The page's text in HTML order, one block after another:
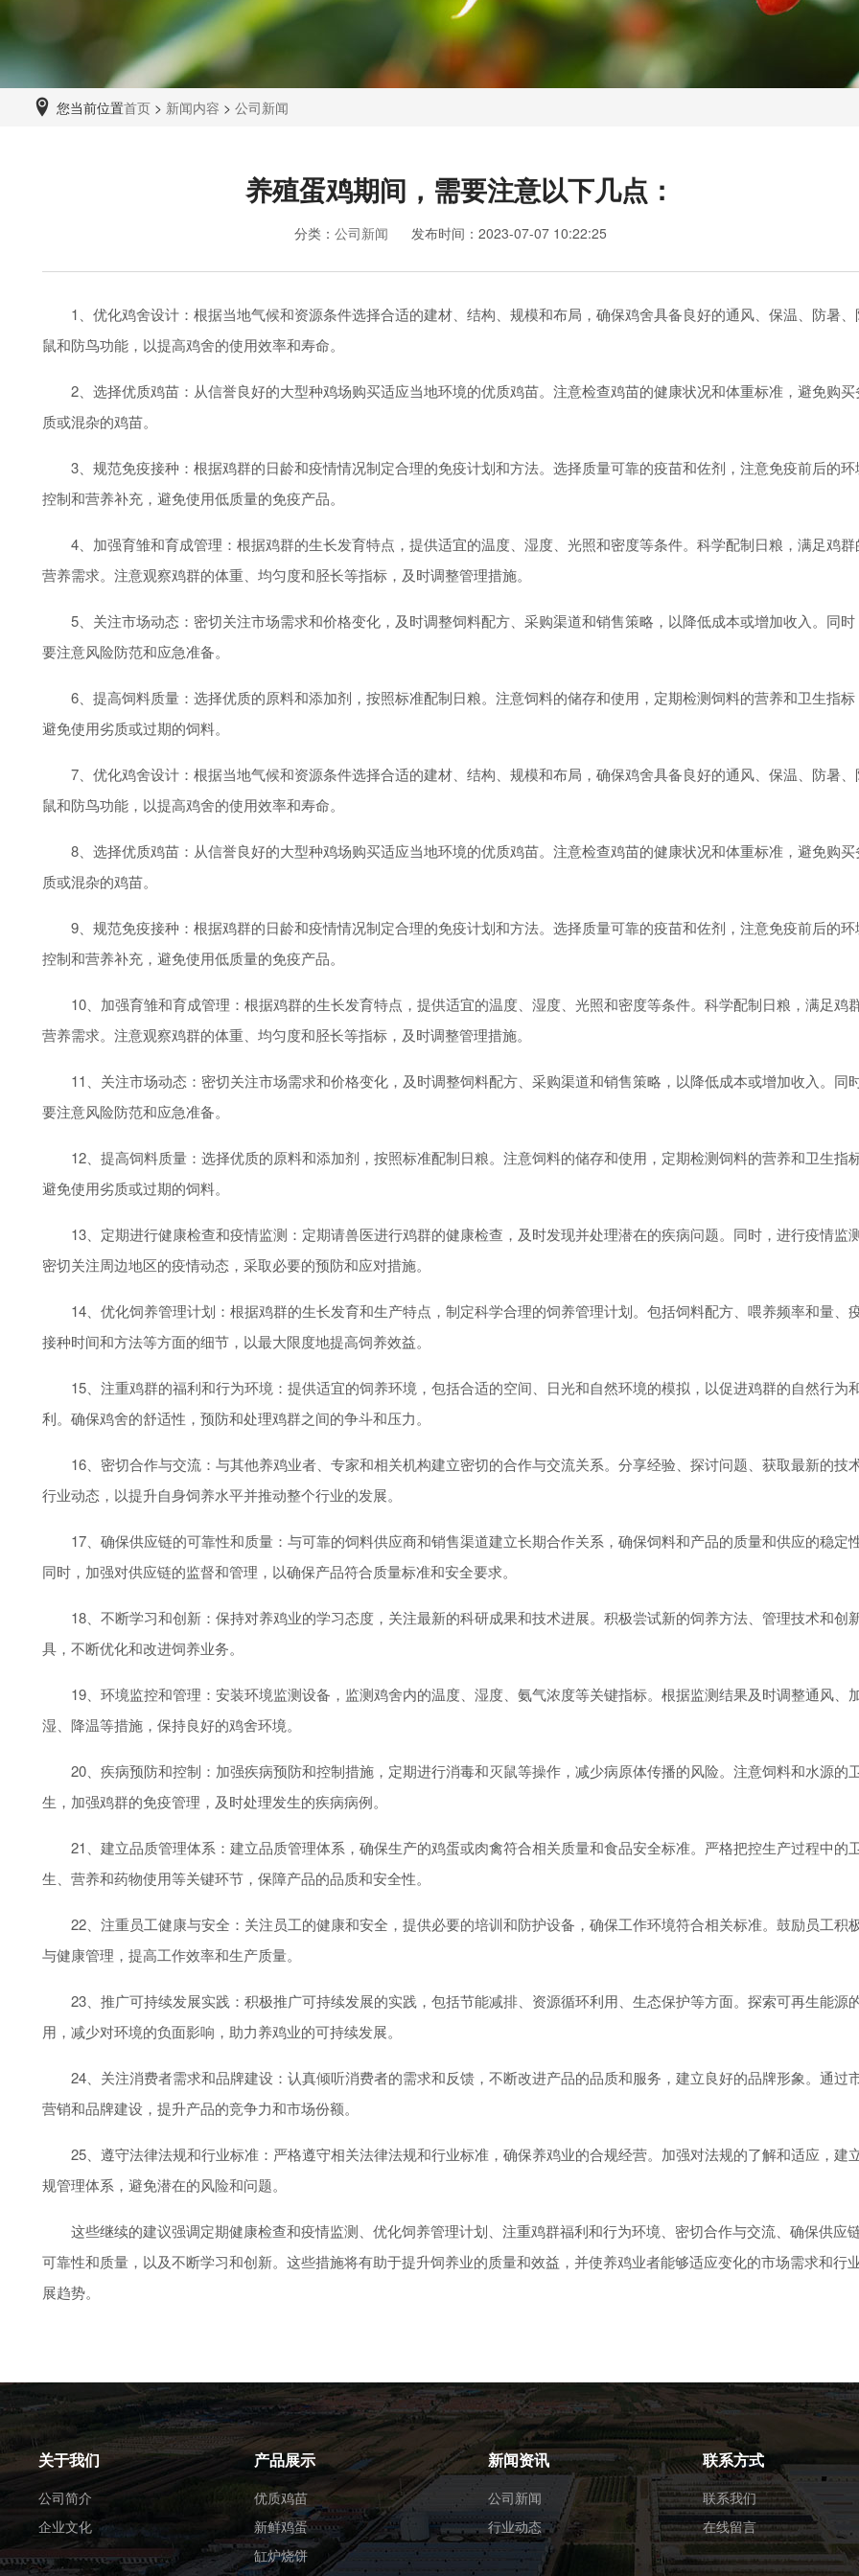
您当前位置首页> 新闻内容 > 公司新闻
养殖蛋鸡期间，需要注意以下几点：
分类：公司新闻 发布时间：2023-07-07 10:22:25
1、优化鸡舍设计：根据当地气候和资源条件选择合适的建材、结构、规模和布局，确保鸡舍具备良好的通风、保温、防暑、
鼠和防鸟功能，以提高鸡舍的使用效率和寿命。
2、选择优质鸡苗：从信誉良好的大型种鸡场购买适应当地环境的优质鸡苗。注意检查鸡苗的健康状况和体重标准，避免购买
质或混杂的鸡苗。
3、规范免疫接种：根据鸡群的日龄和疫情情况制定合理的免疫计划和方法。选择质量可靠的疫苗和佐剂，注意免疫前后的环
控制和营养补充，避免使用低质量的免疫产品。
4、加强育雏和育成管理：根据鸡群的生长发育特点，提供适宜的温度、湿度、光照和密度等条件。科学配制日粮，满足鸡群
营养需求。注意观察鸡群的体重、均匀度和胫长等指标，及时调整管理措施。
5、关注市场动态：密切关注市场需求和价格变化，及时调整饲料配方、采购渠道和销售策略，以降低成本或增加收入。同时
要注意风险防范和应急准备。
6、提高饲料质量：选择优质的原料和添加剂，按照标准配制日粮。注意饲料的储存和使用，定期检测饲料的营养和卫生指标
避免使用劣质或过期的饲料。
7、优化鸡舍设计：根据当地气候和资源条件选择合适的建材、结构、规模和布局，确保鸡舍具备良好的通风、保温、防暑、
鼠和防鸟功能，以提高鸡舍的使用效率和寿命。
8、选择优质鸡苗：从信誉良好的大型种鸡场购买适应当地环境的优质鸡苗。注意检查鸡苗的健康状况和体重标准，避免购买
质或混杂的鸡苗。
9、规范免疫接种：根据鸡群的日龄和疫情情况制定合理的免疫计划和方法。选择质量可靠的疫苗和佐剂，注意免疫前后的环
控制和营养补充，避免使用低质量的免疫产品。
10、加强育雏和育成管理：根据鸡群的生长发育特点，提供适宜的温度、湿度、光照和密度等条件。科学配制日粮，满足鸡
营养需求。注意观察鸡群的体重、均匀度和胫长等指标，及时调整管理措施。
11、关注市场动态：密切关注市场需求和价格变化，及时调整饲料配方、采购渠道和销售策略，以降低成本或增加收入。同
要注意风险防范和应急准备。
12、提高饲料质量：选择优质的原料和添加剂，按照标准配制日粮。注意饲料的储存和使用，定期检测饲料的营养和卫生指
避免使用劣质或过期的饲料。
13、定期进行健康检查和疫情监测：定期请兽医进行鸡群的健康检查，及时发现并处理潜在的疾病问题。同时，进行疫情监
密切关注周边地区的疫情动态，采取必要的预防和应对措施。
14、优化饲养管理计划：根据鸡群的生长发育和生产特点，制定科学合理的饲养管理计划。包括饲料配方、喂养频率和量、
接种时间和方法等方面的细节，以最大限度地提高饲养效益。
15、注重鸡群的福利和行为环境：提供适宜的饲养环境，包括合适的空间、日光和自然环境的模拟，以促进鸡群的自然行为
利。确保鸡舍的舒适性，预防和处理鸡群之间的争斗和压力。
16、密切合作与交流：与其他养鸡业者、专家和相关机构建立密切的合作与交流关系。分享经验、探讨问题、获取最新的技
行业动态，以提升自身饲养水平并推动整个行业的发展。
17、确保供应链的可靠性和质量：与可靠的饲料供应商和销售渠道建立长期合作关系，确保饲料和产品的质量和供应的稳定性
同时，加强对供应链的监督和管理，以确保产品符合质量标准和安全要求。
18、不断学习和创新：保持对养鸡业的学习态度，关注最新的科研成果和技术进展。积极尝试新的饲养方法、管理技术和创
具，不断优化和改进饲养业务。
19、环境监控和管理：安装环境监测设备，监测鸡舍内的温度、湿度、氨气浓度等关键指标。根据监测结果及时调整通风、
湿、降温等措施，保持良好的鸡舍环境。
20、疾病预防和控制：加强疾病预防和控制措施，定期进行消毒和灭鼠等操作，减少病原体传播的风险。注意饲料和水源的
生，加强鸡群的免疫管理，及时处理发生的疾病病例。
21、建立品质管理体系：建立品质管理体系，确保生产的鸡蛋或肉禽符合相关质量和食品安全标准。严格把控生产过程中的
生、营养和药物使用等关键环节，保障产品的品质和安全性。
22、注重员工健康与安全：关注员工的健康和安全，提供必要的培训和防护设备，确保工作环境符合相关标准。鼓励员工积
与健康管理，提高工作效率和生产质量。
23、推广可持续发展实践：积极推广可持续发展的实践，包括节能减排、资源循环利用、生态保护等方面。探索可再生能源
用，减少对环境的负面影响，助力养鸡业的可持续发展。
24、关注消费者需求和品牌建设：认真倾听消费者的需求和反馈，不断改进产品的品质和服务，建立良好的品牌形象。通过
营销和品牌建设，提升产品的竞争力和市场份额。
25、遵守法律法规和行业标准：严格遵守相关法律法规和行业标准，确保养鸡业的合规经营。加强对法规的了解和适应，建
规管理体系，避免潜在的风险和问题。
这些继续的建议强调定期健康检查和疫情监测、优化饲养管理计划、注重鸡群福利和行为环境、密切合作与交流、确保供应
可靠性和质量，以及不断学习和创新。这些措施将有助于提升饲养业的质量和效益，并使养鸡业者能够适应变化的市场需求和行
展趋势。
关于我们
公司简介
企业文化
产品展示
优质鸡苗
新鲜鸡蛋
缸炉烧饼
新闻资讯
公司新闻
行业动态
联系方式
联系我们
在线留言